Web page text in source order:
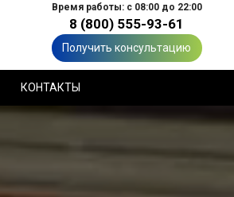
Время работы: с 08:00 до 22:00
8 (800) 555-93-61
Получить консультацию
КОНТАКТЫ